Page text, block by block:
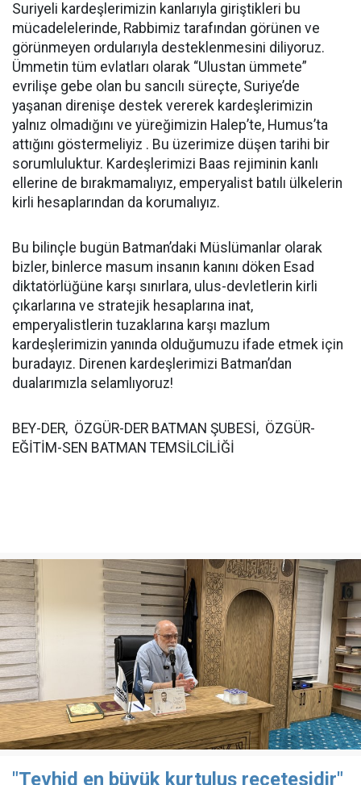
Suriyeli kardeşlerimizin kanlarıyla giriştikleri bu
mücadelelerinde, Rabbimiz tarafından görünen ve
görünmeyen ordularıyla desteklenmesini diliyoruz.
Ümmetin tüm evlatları olarak “Ulustan ümmete”
evrilişe gebe olan bu sancılı süreçte, Suriye’de
yaşanan direnişe destek vererek kardeşlerimizin
yalnız olmadığını ve yüreğimizin Halep’te, Humus’ta
attığını göstermeliyiz . Bu üzerimize düşen tarihi bir
sorumluluktur. Kardeşlerimizi Baas rejiminin kanlı
ellerine de bırakmamalıyız, emperyalist batılı ülkelerin
kirli hesaplarından da korumalıyız.
Bu bilinçle bugün Batman’daki Müslümanlar olarak
bizler, binlerce masum insanın kanını döken Esad
diktatörlüğüne karşı sınırlara, ulus-devletlerin kirli
çıkarlarına ve stratejik hesaplarına inat,
emperyalistlerin tuzaklarına karşı mazlum
kardeşlerimizin yanında olduğumuzu ifade etmek için
buradayız. Direnen kardeşlerimizi Batman’dan
dualarımızla selamlıyoruz!
BEY-DER, ÖZGÜR-DER BATMAN ŞUBESİ, ÖZGÜR-
EĞİTİM-SEN BATMAN TEMSİLCİLİĞİ
"Tevhid en büyük kurtuluş reçetesidir"